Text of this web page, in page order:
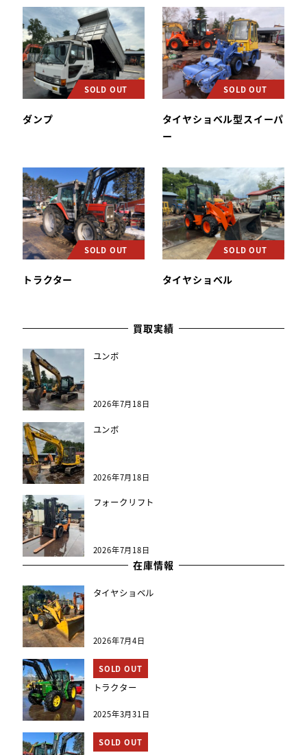
SOLD OUT
ダンプ
SOLD OUT
タイヤショベル型スイーパ
ー
SOLD OUT
トラクター
SOLD OUT
タイヤショベル
買取実績
ユンボ
2026年7月18日
ユンボ
2026年7月18日
フォークリフト
2026年7月18日
在庫情報
タイヤショベル
2026年7月4日
SOLD OUT
トラクター
2025年3月31日
SOLD OUT